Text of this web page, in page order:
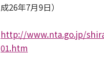
成26年7月9日）
http://www.nta.go.jp/
01.htm